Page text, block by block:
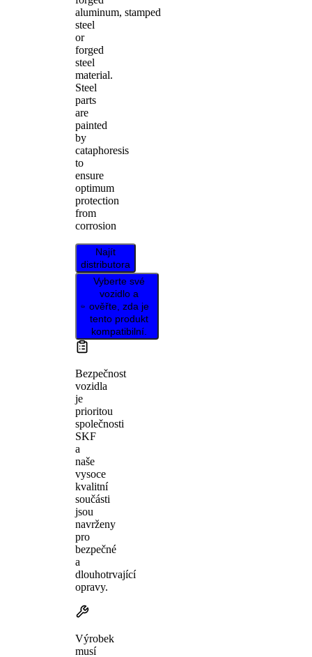
aluminum, stamped
steel
or
forged
steel
material.
Steel
parts
are
painted
by
cataphoresis
to
ensure
optimum
protection
from
corrosion
Najít
distributora
Vyberte své
vozidlo a
ověřte, zda je
tento produkt
kompatibilní.
Bezpečnost
vozidla
je
prioritou
společnosti
SKF
a
naše
vysoce
kvalitní
součásti
jsou
navrženy
pro
bezpečné
a
dlouhotrvající
opravy.
Výrobek
musí